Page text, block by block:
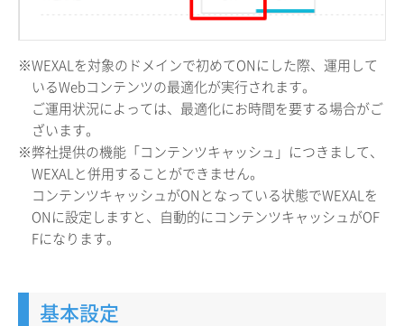
※WEXALを対象のドメインで初めてONにした際、運用して
いるWebコンテンツの最適化が実行されます。
ご運用状況によっては、最適化にお時間を要する場合がご
ざいます。
※弊社提供の機能「コンテンツキャッシュ」につきまして、
WEXALと併用することができません。
コンテンツキャッシュがONとなっている状態でWEXALを
ONに設定しますと、自動的にコンテンツキャッシュがOF
Fになります。
基本設定